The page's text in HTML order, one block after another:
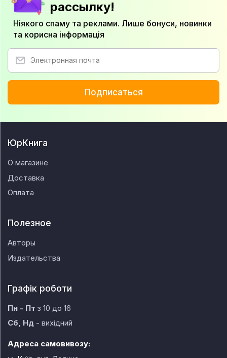
рассылку!
Ніякого спаму та реклами. Лише бонуси, новинки
та корисна інформація
Подписаться
ЮрКнига
О магазине
Доставка
Оплата
Полезное
Авторы
Издательства
Графік роботи
Пн - Пт з 10 до 16
Сб, Нд - вихідний
Адреса самовивозу: